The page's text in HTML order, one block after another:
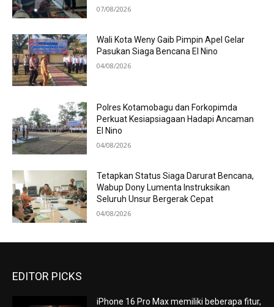
07/08/2026
Wali Kota Weny Gaib Pimpin Apel Gelar
Pasukan Siaga Bencana El Nino
04/08/2026
Polres Kotamobagu dan Forkopimda
Perkuat Kesiapsiagaan Hadapi Ancaman
El Nino
04/08/2026
Tetapkan Status Siaga Darurat Bencana,
Wabup Dony Lumenta Instruksikan
Seluruh Unsur Bergerak Cepat
04/08/2026
EDITOR PICKS
iPhone 16 Pro Max memiliki beberapa fitur,